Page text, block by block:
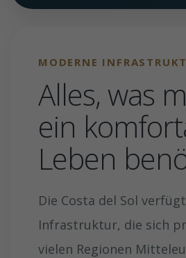
MODERNE
Alles, was
ein
Leben
Die Costa del Sol
Infrastruktur, die sich
vielen Regionen